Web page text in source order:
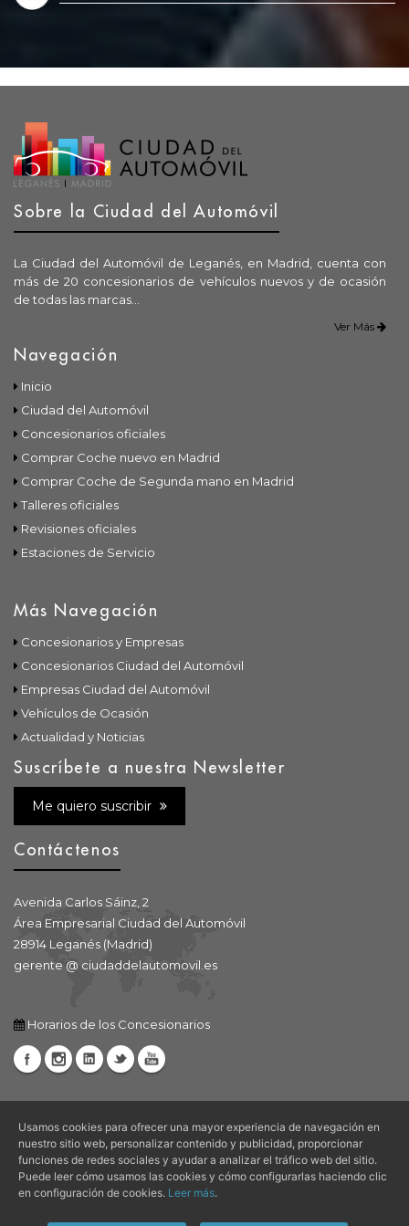
Sobre la Ciudad del Automóvil
La Ciudad del Automóvil de Leganés, en Madrid, cuenta con
más de 20 concesionarios de vehículos nuevos y de ocasión
de todas las marcas...
Ver Más
Navegación
Inicio
Ciudad del Automóvil
Concesionarios oficiales
Comprar Coche nuevo en Madrid
Comprar Coche de Segunda mano en Madrid
Talleres oficiales
Revisiones oficiales
Estaciones de Servicio
Más Navegación
Concesionarios y Empresas
Concesionarios Ciudad del Automóvil
Empresas Ciudad del Automóvil
Vehículos de Ocasión
Actualidad y Noticias
Suscríbete a nuestra Newsletter
Me quiero suscribir
Contáctenos
Avenida Carlos Sáinz, 2
Área Empresarial Ciudad del Automóvil
28914 Leganés (Madrid)
gerente @ ciudaddelautomovil.es
Horarios de los Concesionarios
Avisos Legales | Aviso Legal|Condiciones de Uso|Política de
Privacidad|Política de Cookies
Usamos cookies para ofrecer una mayor experiencia de navegación en
nuestro sitio web, personalizar contenido y publicidad, proporcionar
funciones de redes sociales y ayudar a analizar el tráfico web del sitio.
Puede leer cómo usamos las cookies y cómo configurarlas haciendo clic
en configuración de cookies. Leer más.